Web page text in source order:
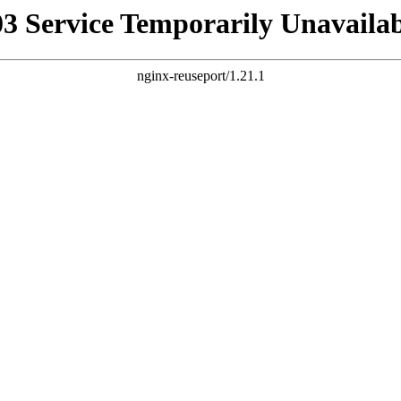
Service Temporarily
nginx-reuseport/1.21.1